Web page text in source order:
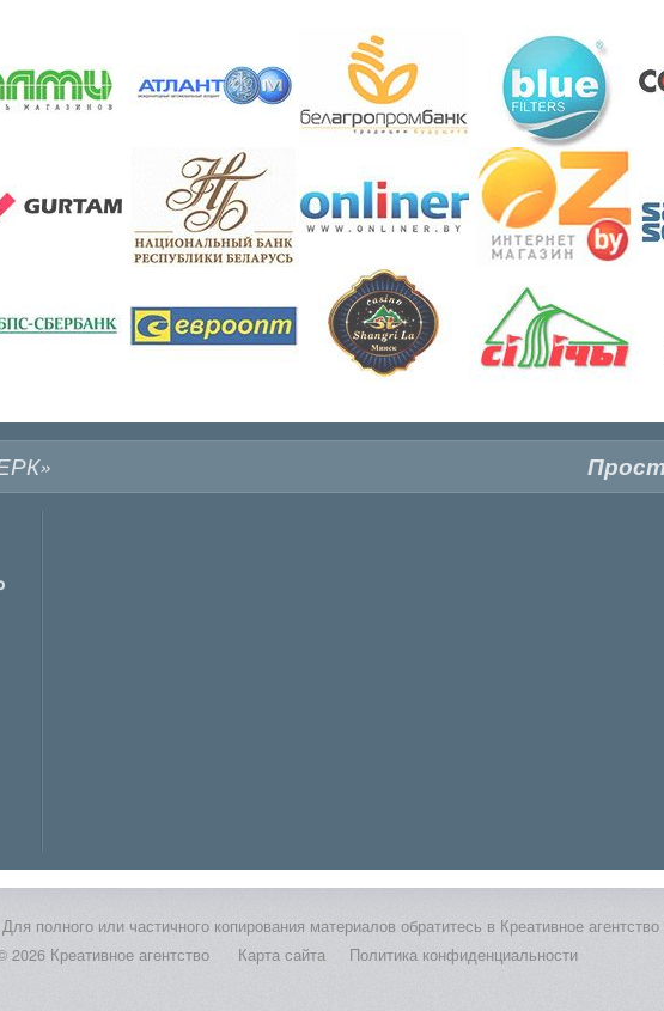
полного или частичного копирования материалов обратитесь в Креативное агентство
2026 Креативное агентство
Карта сайта Политика конфиденциальности